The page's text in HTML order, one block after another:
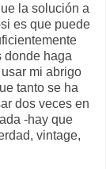
la solución a
es que puede
donde haga
mi abrigo
tanto se ha
dos veces en
-hay que
vintage,